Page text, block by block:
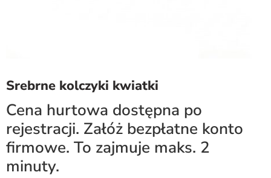
Srebrne kolczyki kwiatki
Cena hurtowa dostępna po
rejestracji. Załóż bezpłatne konto
firmowe. To zajmuje maks. 2
minuty.